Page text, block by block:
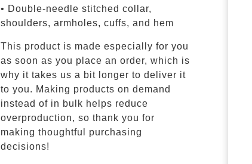
• Double-needle stitched collar,
shoulders, armholes, cuffs, and hem
This product is made especially for you
as soon as you place an order, which is
why it takes us a bit longer to deliver it
to you. Making products on demand
instead of in bulk helps reduce
overproduction, so thank you for
making thoughtful purchasing
decisions!